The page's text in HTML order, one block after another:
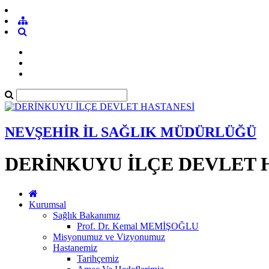
NEVŞEHİR İL SAĞLIK MÜDÜRLÜĞÜ
DERİNKUYU İLÇE DEVLET
Kurumsal
Sağlık Bakanımız
Prof. Dr. Kemal MEMİŞOĞLU
Misyonumuz ve Vizyonumuz
Hastanemiz
Tarihçemiz